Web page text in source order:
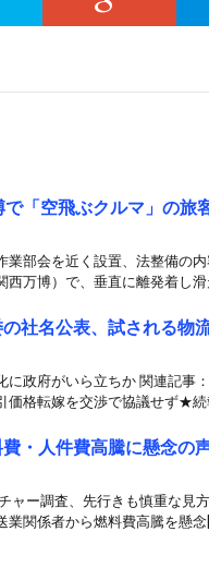
「空飛ぶクルマ」の旅
業部会を近く設置、法整備の
西万博）で、垂直に離発着し
の社名公表、試される物
に政府がいら立ちか 関連記事
価格転嫁を交渉で協議せず★
・人件費高騰に懸念の
ャー調査、先行きも慎重な
業関係者から燃料費高騰を懸